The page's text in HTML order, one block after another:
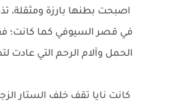
اصبحت بطنها بارزة ومثقلة،
في قصر السيوفي كما كانت؛
الحمل وآلام الرحم التي عادت
كانت نايا تقف خلف الستار